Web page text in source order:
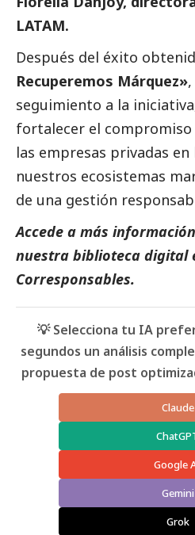
LATAM.
Después del éxito
Recuperemos Márquez»
seguimiento a la
fortalecer el compromiso
las empresas privadas
nuestros ecosistemas
de una gestión
Accede a más
nuestra biblioteca digital
Corresponsables.
💡 Selecciona tu IA
segundos un análisis
propuesta de post
Claude
Google
Gemini
Grok